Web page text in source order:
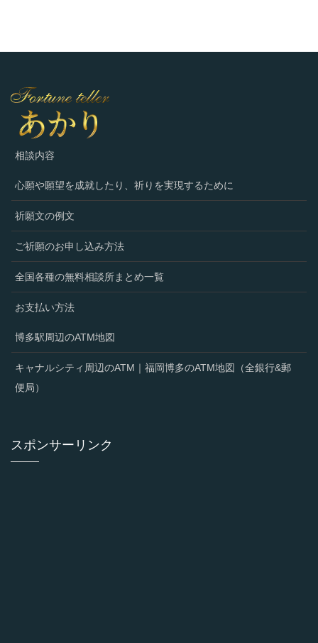
相談内容
心願や願望を成就したり、祈りを実現するために
祈願文の例文
ご祈願のお申し込み方法
全国各種の無料相談所まとめ一覧
お支払い方法
博多駅周辺のATM地図
キャナルシティ周辺のATM｜福岡博多のATM地図（全銀行&郵
便局）
スポンサーリンク